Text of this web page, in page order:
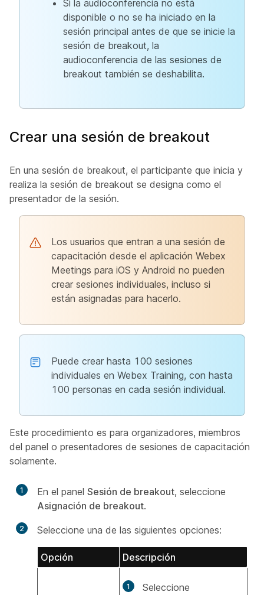
Si la audioconferencia no está
disponible o no se ha iniciado en la
sesión principal antes de que se inicie la
sesión de breakout, la
audioconferencia de las sesiones de
breakout también se deshabilita.
Crear una sesión de breakout
En una sesión de breakout, el participante que inicia y
realiza la sesión de breakout se designa como el
presentador de la sesión.
Los usuarios que entran a una sesión de
capacitación desde el aplicación Webex
Meetings para iOS y Android no pueden
crear sesiones individuales, incluso si
están asignadas para hacerlo.
Puede crear hasta 100 sesiones
individuales en Webex Training, con hasta
100 personas en cada sesión individual.
Este procedimiento es para organizadores, miembros
del panel o presentadores de sesiones de capacitación
solamente.
1 En el panel Sesión de breakout, seleccione
Asignación de breakout.
2 Seleccione una de las siguientes opciones:
Opción Descripción
Seleccione